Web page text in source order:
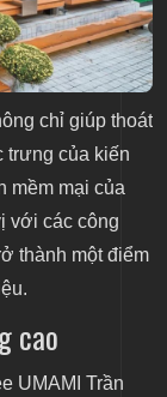
chỉ giúp thoát
trưng của kiến
mềm mại của
với các công
thành một điểm
cao
UMAMI Trần